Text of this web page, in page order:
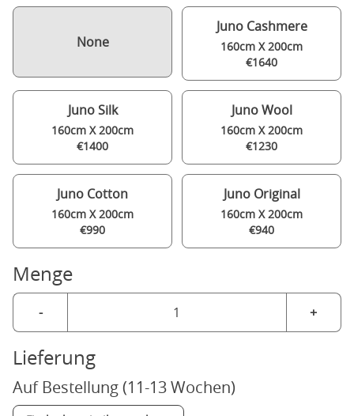
None
Juno Cashmere
160cm X 200cm
€1640
Juno Silk
160cm X 200cm
€1400
Juno Wool
160cm X 200cm
€1230
Juno Cotton
160cm X 200cm
€990
Juno Original
160cm X 200cm
€940
Menge
- +
Lieferung
Auf Bestellung (11-13 Wochen)